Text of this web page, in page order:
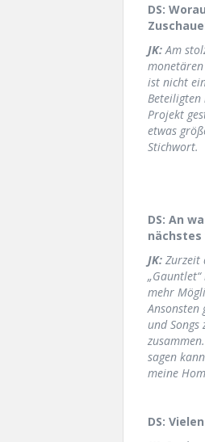
DS:
JK: Am
ist nicht
Beteiligten
Projekt
etwas
Stichwort.
DS: An
nächstes
JK: Zurzeit
mehr
Ansonsten
und
sagen
meine
DS: